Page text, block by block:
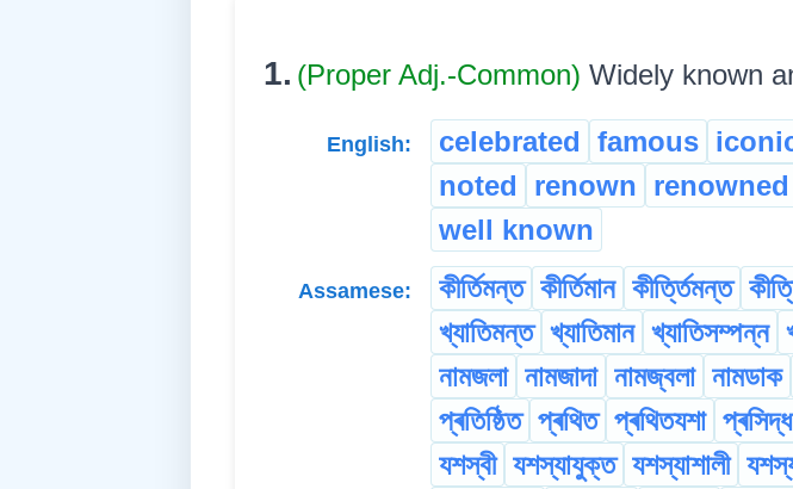
1. (Proper Adj.-Common) Widely known
English: celebrated famous
noted
renown renowned
well known
Assamese: কীৰ্তিমন্ত কীৰ্তিমান কীৰ্ত্তিমন্ত
খ্যাতিমন্ত খ্যাতিমান খ্যাতিসম্পন্ন
নামজলা নামজাদা নামজ্বলা নামডাক
প্ৰতিষ্ঠিত প্ৰথিত প্ৰথিতযশা প্ৰসিদ্ধ
যশস্বী যশস্যাযুক্ত যশস্যাশালী